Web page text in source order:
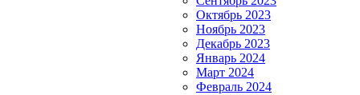
Октябрь 2023
Ноябрь 2023
Декабрь 2023
Январь 2024
Март 2024
Февраль 2024